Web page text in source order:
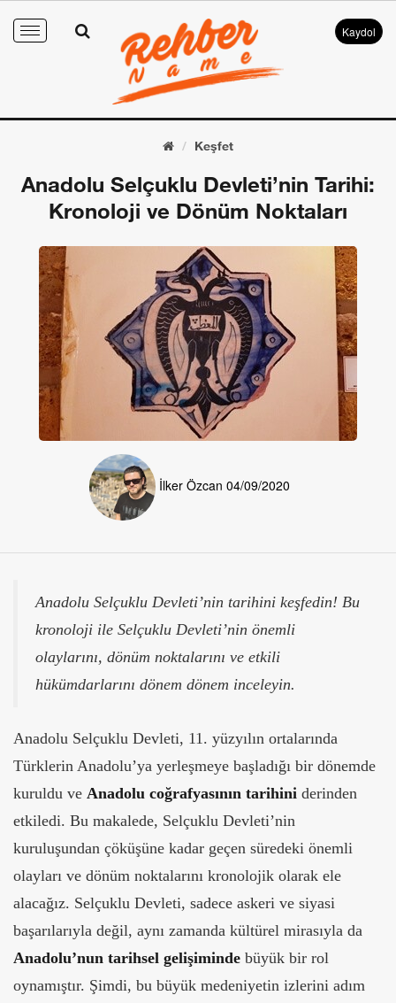
Toggle
Kaydol
Keşfet
Anadolu Selçuklu Devleti’nin Tarihi:
Kronoloji ve Dönüm Noktaları
İlker Özcan 04/09/2020
Anadolu Selçuklu Devleti’nin tarihini keşfedin! Bu
kronoloji ile Selçuklu Devleti’nin önemli
olaylarını, dönüm noktalarını ve etkili
hükümdarlarını dönem dönem inceleyin.
Anadolu Selçuklu Devleti, 11. yüzyılın ortalarında
Türklerin Anadolu’ya yerleşmeye başladığı bir dönemde
kuruldu ve Anadolu coğrafyasının tarihini derinden
etkiledi. Bu makalede, Selçuklu Devleti’nin
kuruluşundan çöküşüne kadar geçen süredeki önemli
olayları ve dönüm noktalarını kronolojik olarak ele
alacağız. Selçuklu Devleti, sadece askeri ve siyasi
başarılarıyla değil, aynı zamanda kültürel mirasıyla da
Anadolu’nun tarihsel gelişiminde büyük bir rol
oynamıştır. Şimdi, bu büyük medeniyetin izlerini adım